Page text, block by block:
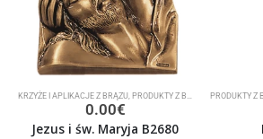
KRZYŻE I APLIKACJE Z BRĄZU, PRODUKTY Z BRĄZU
0.00€
Jezus i św. Maryja B2680
PRODUKTY Z